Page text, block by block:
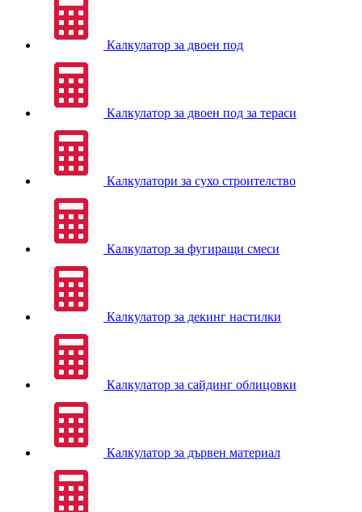
Калкулатор за двоен под
Калкулатор за двоен под за тераси
Калкулатори за сухо строителство
Калкулатор за фугиращи смеси
Калкулатор за декинг настилки
Калкулатор за сайдинг облицовки
Калкулатор за дървен материал